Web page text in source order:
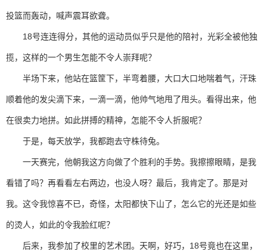
投篮而轰动，喊声震耳欲聋。
18号连连得分，其他的运动员似乎只是他的陪衬，光彩全被他独
揽，这样的一个男生怎能不令人崇拜呢？
半场下来，他站在篮筐下，半弯着腰，大口大口地喘着气，汗珠
顺着他的发尖滴下来，一滴一滴，他帅气地甩了甩头。看得出来，他
在很卖力地拼。如此拼搏的精神，怎能不令人折服呢？
于是，每天放学，我都跑去守株待兔。
一天赛完，他朝我这方向做了个胜利的手势。我擦擦眼睛，是我
看错了吗？再看看左右两边，也没人呀？最后，我肯定了。那是对
我。这令我惊喜不已，奇怪，太阳都快下山了，怎么它的光还是如些
的烫人，如此的令我脸红呢？
后来，我参加了校里的艺术团。天啊，好巧，18号竟也在这里，